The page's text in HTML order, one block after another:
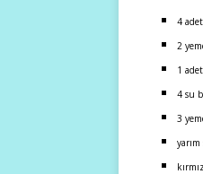
4
2
1
4 su
3